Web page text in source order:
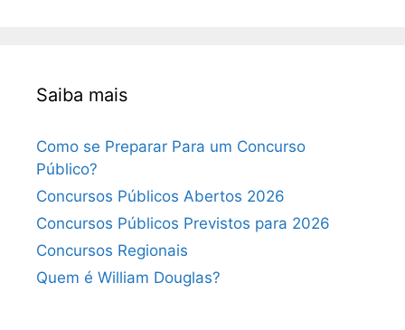
Saiba mais
Como se Preparar Para um Concurso
Público?
Concursos Públicos Abertos 2026
Concursos Públicos Previstos para 2026
Concursos Regionais
Quem é William Douglas?